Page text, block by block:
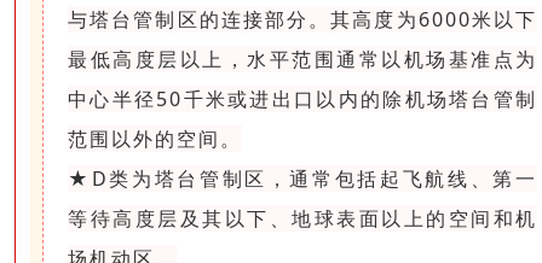
与塔台管制区的连接部分。其高度为6000米以下
最低高度层以上，水平范围通常以机场基准点为
中心半径50千米或进出口以内的除机场塔台管制
范围以外的空间。
★D类为塔台管制区，通常包括起飞航线、第一
等待高度层及其以下、地球表面以上的空间和机